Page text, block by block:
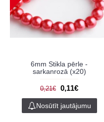
6mm Stikla pērle -
sarkanrozā (x20)
0,21€ 0,11€
Nosūtīt jautājumu